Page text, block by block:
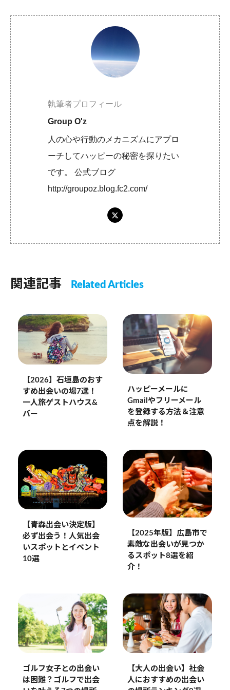
執筆者プロフィール
Group O'z
人の心や行動のメカニズムにアプロ
ーチしてハッピーの秘密を探りたい
です。 公式ブログ
http://groupoz.blog.fc2.com/
関連記事 Related Articles
【2026】石垣島のおす
すめ出会いの場7選！
一人旅ゲストハウス&
バー
ハッピーメールに
Gmailやフリーメール
を登録する方法＆注意
点を解説！
【青森出会い決定版】
必ず出会う！人気出会
いスポットとイベント
10選
【2025年版】広島市で
素敵な出会いが見つか
るスポット8選を紹
介！
ゴルフ女子との出会い
は困難？ゴルフで出会
【大人の出会い】社会
人におすすめの出会い